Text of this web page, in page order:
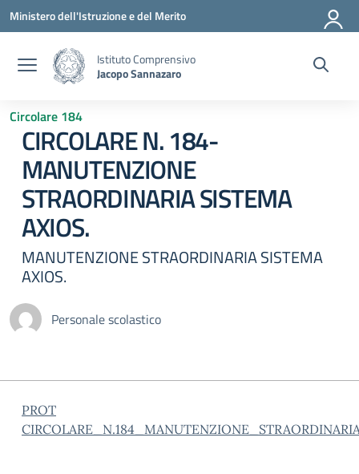
Vai ai contenuti
Vai al menu di navigazione
Vai al footer
Ministero dell'Istruzione e del Merito
Istituto Comprensivo
Jacopo Sannazaro
Circolare 184
CIRCOLARE N. 184-
MANUTENZIONE
STRAORDINARIA SISTEMA
AXIOS.
MANUTENZIONE STRAORDINARIA SISTEMA
AXIOS.
Personale scolastico
PROT